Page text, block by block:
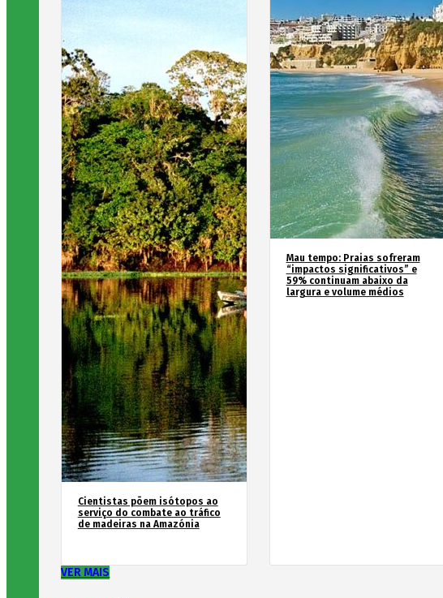
Cientistas põem isótopos ao
serviço do combate ao tráfico
de madeiras na Amazónia
Mau tempo: Praias sofreram
“impactos significativos” e
59% continuam abaixo da
largura e volume médios
VER MAIS